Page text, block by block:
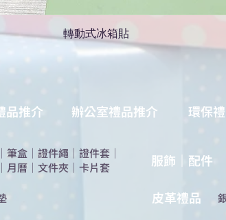
轉動式冰箱貼
品推介 辦公室禮品推介 環保
｜ 筆盒 ｜ 證件繩 ｜ 證件套 ｜
｜ 月曆 ｜ 文件夾 ｜ 卡片套 服飾｜配件
​皮革禮品